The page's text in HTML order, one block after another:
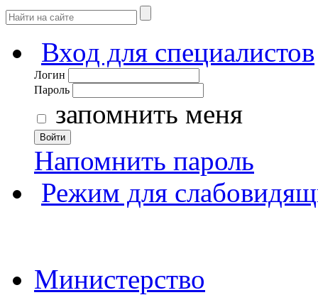
Вход для специалистов
Логин
Пароль
запомнить меня
Войти
Напомнить пароль
Режим для
Министерство